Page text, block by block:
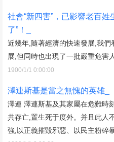
社會“新四害”，已影響老百姓
了”！_
近幾年,隨著經濟的快速發展,我
展,但同時也出現了一批嚴重危害
1900/1/1 0:00:00
澤連斯基是當之無愧的英雄_
澤連 澤連斯基及其家屬在危難時
共存亡,置生死于度外。并且此人
強,以正義摧毀邪惡、以民主粉碎